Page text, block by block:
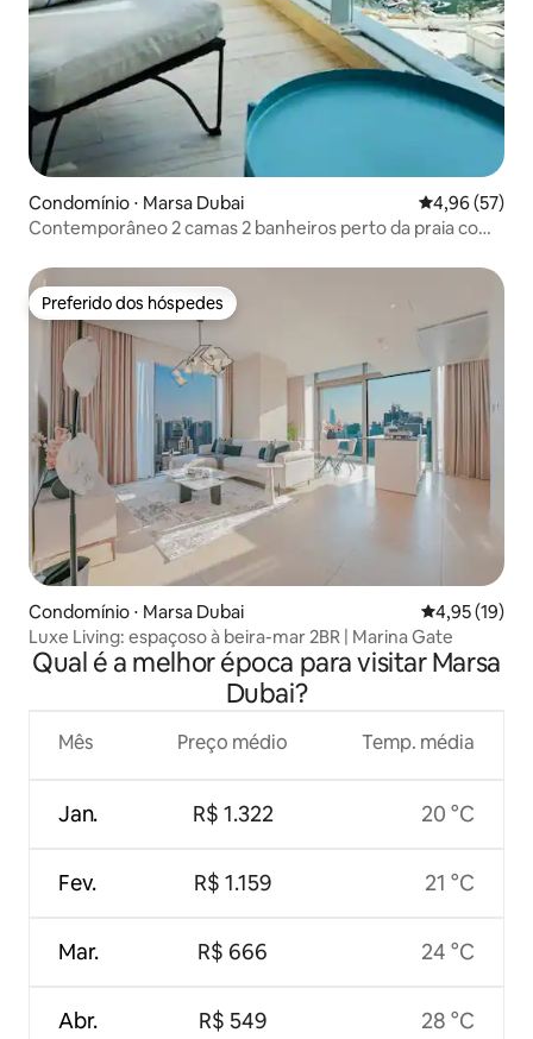
Condomínio ⋅ Marsa Dubai 4,96 de uma
4,96 (57)
Contemporâneo 2 camas 2 banheiros perto da praia com
Preferido dos hóspedes
Preferido dos hóspedes
Condomínio ⋅ Marsa Dubai 4,95 de uma
4,95 (19)
Luxe Living: espaçoso à beira-mar 2BR | Marina Gate
Qual é a melhor época para visitar Marsa
Dubai?
Mês
Jan.
Fev.
Mar.
Abr.
Preço médio
R$ 1.322
R$ 1.159
R$ 666
R$ 549
Temp. média
20 °C
21 °C
24 °C
28 °C